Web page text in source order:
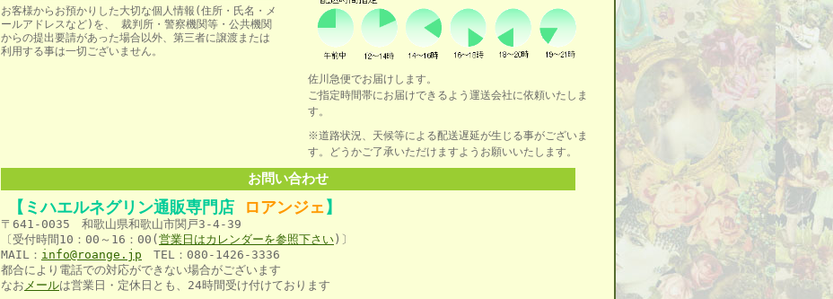
お客様からお預かりした大切な個人情報(住所・氏名・メ
ールアドレスなど)を、 裁判所・警察機関等・公共機関
からの提出要請があった場合以外、第三者に譲渡または
利用する事は一切ございません。
佐川急便でお届けします。
ご指定時間帯にお届けできるよう運送会社に依頼いたしま
す。
※道路状況、天候等による配送遅延が生じる事がございま
す。どうかご了承いただけますようお願いいたします。
お問い合わせ
【ミハエルネグリン通販専門店 ロアンジェ】
〒641-0035 和歌山県和歌山市関戸3-4-39
〔受付時間10：00～16：00( 営業日はカレンダーを参照下さい )〕
MAIL： info@roange.jp TEL：080-1426-3336
都合により電話での対応ができない場合がございます
なお メールは営業日・定休日とも、24時間受け付けております